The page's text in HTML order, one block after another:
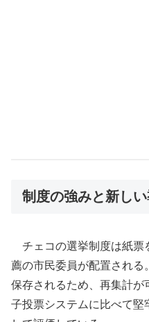
制度の強みと新し
チェコの選挙制度は紙票
薦の市民委員が配置される
保存されるため、再集計が
子投票システムに比べて堅